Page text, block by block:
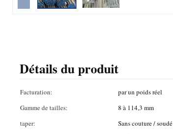
Détails du produit
Facturation: par un poids réel
Gamme de tailles:
8 à 114,3 mm
taper:
Sans couture / soudé